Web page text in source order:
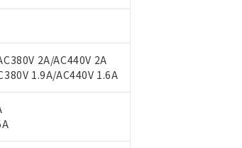
2A/AC440V 2A
1.9A/AC440V 1.6A
い。
対象外となる商品もあることをご了承ください。
更新日時点での社内データに基づき作成されるも
応の商品で、対応品を出す予定はありません。
状況を調査中または確認中の商品です。
有品と判明した場合などやむを得ず変更すること
以下、
以下、ポリ臭化ジフェニルエーテル類(PBDE) 1000ppm以下、
タル酸ブチルベンジル（BBP） 1000ppm以下、フタル酸ジブチ
以下
あることを示します。
ていることを示します。
さい。
政府の輸出許可(または役務取引許可)を取得する
など、違法に輸出されないよう必要な手段を講じ